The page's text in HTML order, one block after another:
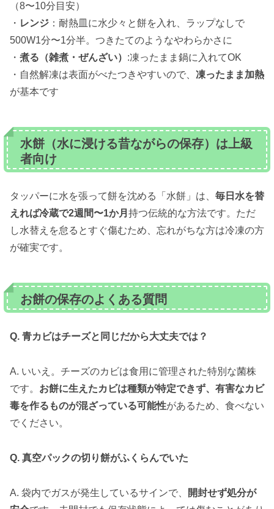
（8〜10分目安）
・ レンジ ：耐熱皿に水少々と餅を入れ、ラップなしで
500W1分〜1分半。つきたてのようなやわらかさに
・ 煮る（雑煮・ぜんざい） :凍ったまま鍋に入れてOK
・自然解凍は表面がべたつきやすいので、 凍ったまま加熱
が基本です
水餅（水に浸ける昔ながらの保存）は上級
者向け
タッパーに水を張って餅を沈める「水餅」は、 毎日水を替
えれば冷蔵で2週間〜1か月 持つ伝統的な方法です。ただ
し水替えを怠るとすぐ傷むため、忘れがちな方は冷凍の方
が確実です。
お餅の保存のよくある質問
Q. 青カビはチーズと同じだから大丈夫では？
A. いいえ。チーズのカビは食用に管理された特別な菌株
です。 お餅に生えたカビは種類が特定できず、有害なカビ
毒を作るものが混ざっている可能性があるため、食べない
でください。
Q. 真空パックの切り餅がふくらんでいた
A. 袋内でガスが発生しているサインで、
開封せず処分が